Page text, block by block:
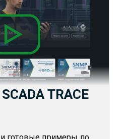
TRACE
готовые примеры по